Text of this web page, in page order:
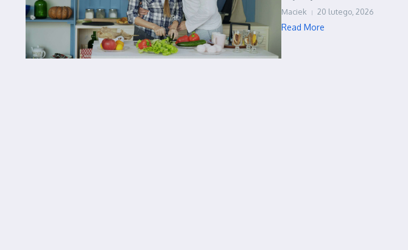
Maciek 20 lutego, 2026
Read More